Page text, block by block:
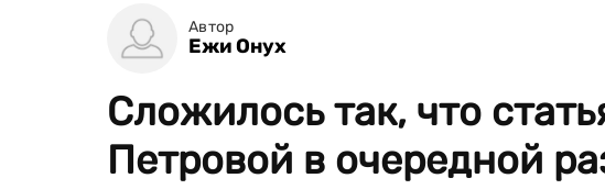
Автор
Ежи Онух
Сложилось так, что
Петровой в очередной